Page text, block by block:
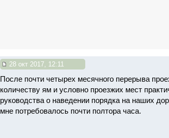
28 окт 2017, 12:11
После почти четырех месячного перерыва
количеству ям и условно проезжих мест
руководства о наведении порядка на наших
мне потребовалось почти полтора часа.